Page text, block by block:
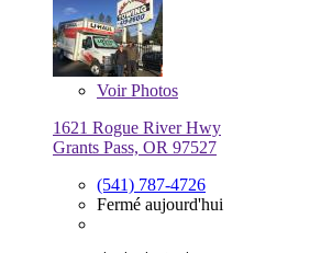
VoirPhotos
1621 Rogue River Hwy
Grants Pass, OR 97527
(541) 787-4726
Fermé aujourd'hui